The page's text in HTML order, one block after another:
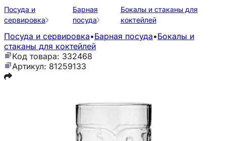
Посуда и
сервировка
Барная
посуда
Бокалы и стаканы для
коктейлей
Посуда и сервировка•Барная посуда•Бокалы и
стаканы для коктейлей
Код товара: 332468
Артикул: 81259133